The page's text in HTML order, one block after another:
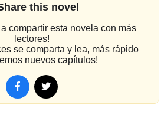
this novel
a compartir esta novela con más
lectores!
se comparta y lea, más rápido
nuevos capítulos!